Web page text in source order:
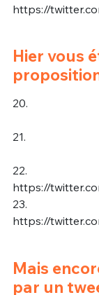
https://
Hier vous
20.
21.
22.
https://
23.
https://
Mais
par un